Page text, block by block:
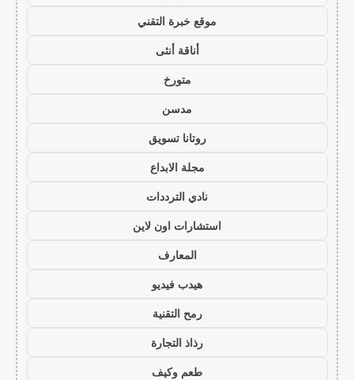
موقع خبرة التقني
أناقة أنثى
متورخ
مدسن
روتانا تسويق
مجلة الابداع
نادي الترددات
استشارات اون لاين
المعارف
هيدب فيديو
رمح التقنية
رذاذ التجارة
طعم وكيف